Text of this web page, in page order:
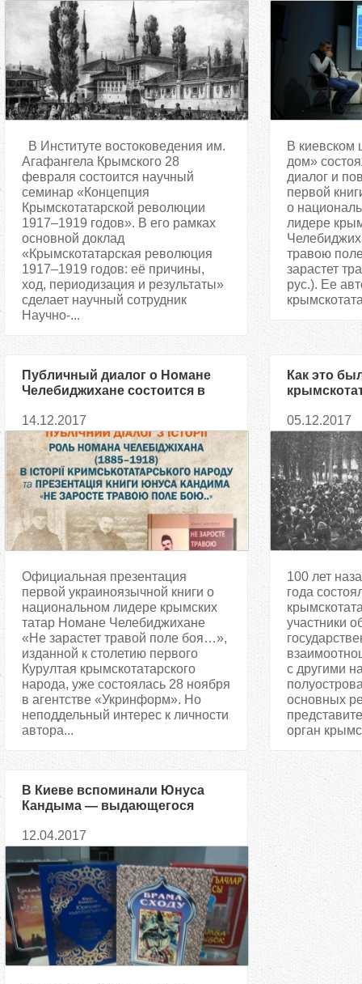
В Институте востоковедения им.
Агафангела Крымского 28
февраля состоится научный
семинар «Концепция
Крымскотатарской революции
1917–1919 годов». В его рамках
основной доклад
«Крымскотатарская революция
1917–1919 годов: её причины,
ход, периодизация и результаты»
сделает научный сотрудник
Научно-...
травой
В киевском
дом»
диалог и
первой
о
лидере
травою
зарастет
рус.). Ее
Публичный диалог о Номане
Челебиджихане состоится в
14.12.2017
Официальная презентация
первой украиноязычной книги о
национальном лидере крымских
татар Номане Челебиджихане
«Не зарастет травой поле боя…»,
изданной к столетию первого
Курултая крымскотатарского
народа, уже состоялась 28 ноября
в агентстве «Укринформ». Но
неподдельный интерес к личности
автора...
Как это
05.12.2017
100 лет
года
участники
с другими
основных
орган
В Киеве вспоминали Юнуса
Кандыма — выдающегося
12.04.2017